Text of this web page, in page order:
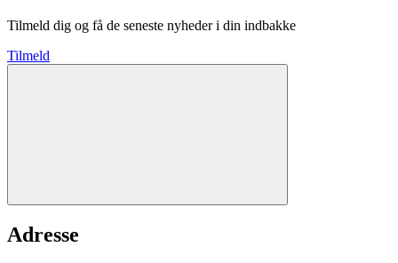
Tilmeld dig og få de seneste nyheder i din indbakke
Tilmeld
Adresse